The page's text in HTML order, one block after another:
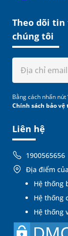
Liên hệ
1900565656
Địa điểm của
Hệ thống
Hệ thống
Hệ thống
Theo dõi
chúng tôi
Bằng cách nhấn nút
Chính sách bảo